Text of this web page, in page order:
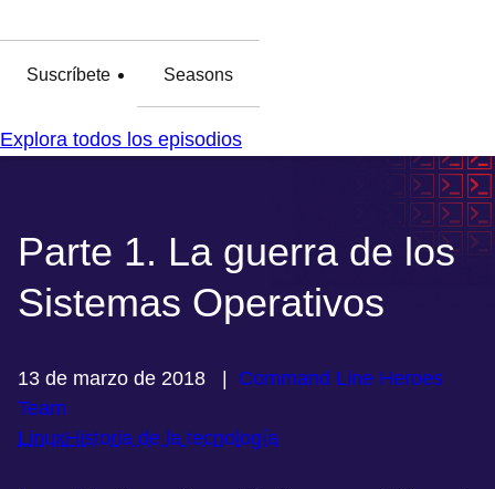
Suscríbete Seasons
Explora todos los episodios
Parte 1. La guerra de los
Sistemas Operativos
13 de marzo de 2018 | Command Line Heroes
Team
LinuxHistoria de la tecnología